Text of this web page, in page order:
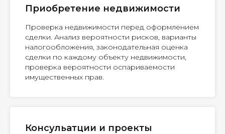
Приобретение недвижимости
Проверка недвижимости перед оформлением
сделки. Анализ вероятности рисков, варианты
налогообложения, законодательная оценка
сделки по каждому объекту недвижимости,
проверка вероятности оспариваемости
имущественных прав.
Консульатции и проекты